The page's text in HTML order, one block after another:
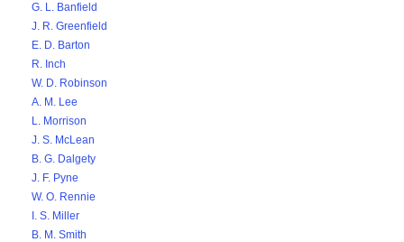
G. L. Banfield
J. R. Greenfield
E. D. Barton
R. Inch
W. D. Robinson
A. M. Lee
L. Morrison
J. S. McLean
B. G. Dalgety
J. F. Pyne
W. O. Rennie
I. S. Miller
B. M. Smith